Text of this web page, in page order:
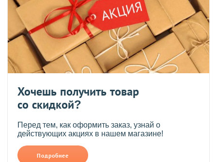
Хочешь получить товар
со скидкой?
Перед тем, как оформить заказ, узнай о
действующих акциях в нашем магазине!
Подробнее